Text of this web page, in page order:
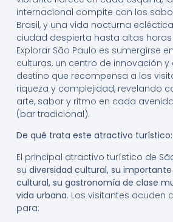
internacional compite con los
Brasil, y una vida nocturna
ciudad despierta hasta altas
Explorar São Paulo es sumergirse
culturas, un centro de innovación y
destino que recompensa a los
riqueza y complejidad, revelando
arte, sabor y ritmo en cada
(bar tradicional).
De qué trata este atractivo turístico:
El principal atractivo turístico de
su diversidad cultural, su
cultural, su gastronomía de clase
vida urbana. Los visitantes acuden
para: